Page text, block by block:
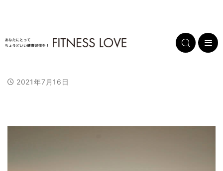
t
e
2021年7月16日